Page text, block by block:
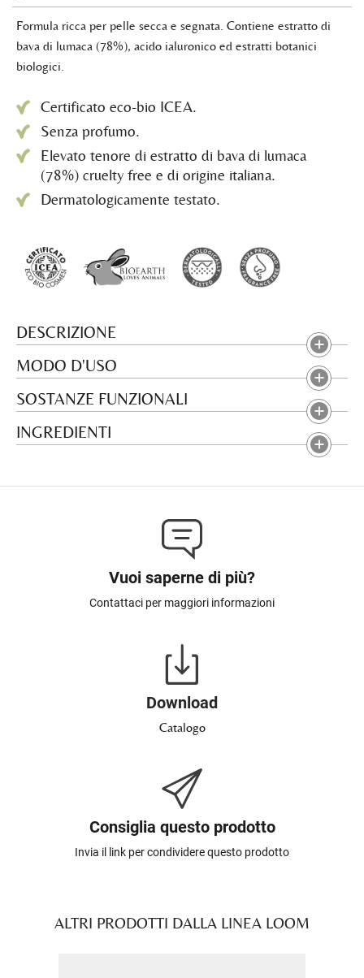
Formula ricca per pelle secca e segnata. Contiene estratto di
bava di lumaca (78%), acido ialuronico ed estratti botanici
biologici.
Certificato eco-bio ICEA.
Senza profumo.
Elevato tenore di estratto di bava di lumaca
(78%) cruelty free e di origine italiana.
Dermatologicamente testato.
DESCRIZIONE
MODO D'USO
SOSTANZE FUNZIONALI
INGREDIENTI
Vuoi saperne di più?
Contattaci per maggiori informazioni
Download
Catalogo
Consiglia questo prodotto
Invia il link per condividere questo prodotto
ALTRI PRODOTTI DALLA LINEA LOOM